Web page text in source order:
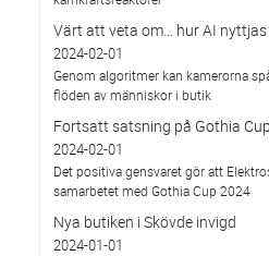
Värt att veta om… hur AI
2024-02-01
Genom algoritmer kan kamerorna
flöden av människor i butik
Fortsatt satsning på Gothia Cup
2024-02-01
Det positiva gensvaret gör att
samarbetet med Gothia Cup 2024
Nya butiken i Skövde invigd
2024-01-01